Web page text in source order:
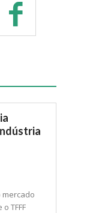
mercado
TFFF